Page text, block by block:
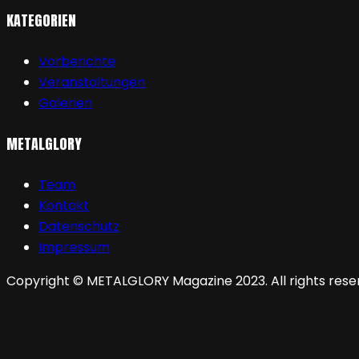
KATEGORIEN
Vorberichte
Veranstaltungen
Galerien
METALGLORY
Team
Kontakt
Datenschutz
Impressum
Copyright © METALGLORY Magazine 2023. All rights